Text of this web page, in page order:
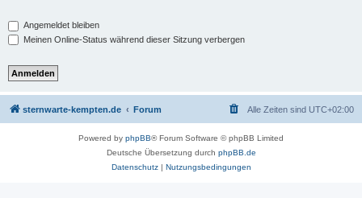
Angemeldet bleiben
Meinen Online-Status während dieser Sitzung verbergen
sternwarte-kempten.de Forum Alle Zeiten sind UTC+02:00
Powered by phpBB® Forum Software © phpBB Limited
Deutsche Übersetzung durch phpBB.de
Datenschutz| Nutzungsbedingungen